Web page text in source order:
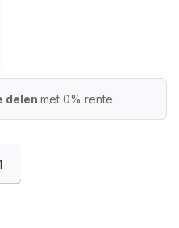
delen met 0% rente